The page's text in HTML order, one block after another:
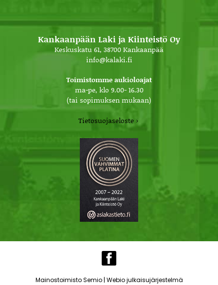
Kankaanpään Laki ja Kiinteistö Oy
Keskuskatu 61, 38700 Kankaanpää
info@kalaki.fi
Toimistomme aukioloajat
ma-pe, klo 9.00- 16.30
(tai sopimuksen mukaan)
Tietosuojaseloste ›
Mainostoimisto Semio| Webio julkaisujärjestelmä